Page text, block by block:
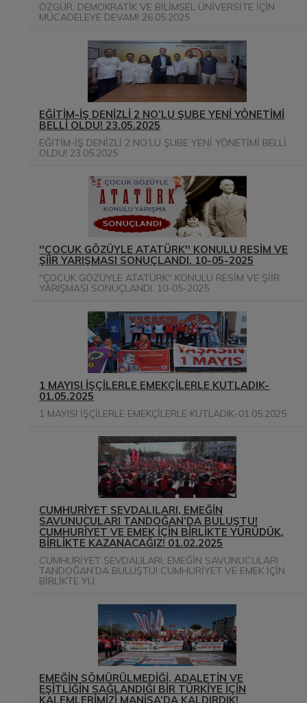
ÖZGÜR, DEMOKRATİK VE BİLİMSEL ÜNİVERSİTE İÇİN
MÜCADELEYE DEVAM! 26.05.2025
EĞİTİM-İŞ DENİZLİ 2 NO’LU ŞUBE YENİ YÖNETİMİ
BELLİ OLDU! 23.05.2025
EĞİTİM-İŞ DENİZLİ 2 NO’LU ŞUBE YENİ YÖNETİMİ BELLİ
OLDU! 23.05.2025
''ÇOCUK GÖZÜYLE ATATÜRK'' KONULU RESİM VE
ŞİİR YARIŞMASI SONUÇLANDI. 10-05-2025
''ÇOCUK GÖZÜYLE ATATÜRK'' KONULU RESİM VE ŞİİR
YARIŞMASI SONUÇLANDI. 10-05-2025
1 MAYISI İŞÇİLERLE EMEKÇİLERLE KUTLADIK-
01.05.2025
1 MAYISI İŞÇİLERLE EMEKÇİLERLE KUTLADIK-01.05.2025
CUMHURİYET SEVDALILARI, EMEĞİN
SAVUNUCULARI TANDOĞAN’DA BULUŞTU!
CUMHURİYET VE EMEK İÇİN BİRLİKTE YÜRÜDÜK,
BİRLİKTE KAZANACAĞIZ! 01.02.2025
CUMHURİYET SEVDALILARI, EMEĞİN SAVUNUCULARI
TANDOĞAN’DA BULUŞTU! CUMHURİYET VE EMEK İÇİN
BİRLİKTE YÜ
EMEĞİN SÖMÜRÜLMEDİĞİ, ADALETİN VE
EŞİTLİĞİN SAĞLANDIĞI BİR TÜRKİYE İÇİN
KALEMLERİMİZİ MANİSA’DA KALDIRDIK!